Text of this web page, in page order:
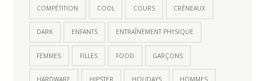
COMPÉTITION COOL COURS CRÉNEAUX
DARK ENFANTS ENTRAÎNEMENT PHYSIQUE
FEMMES FILLES FOOD GARÇONS
HARDWARE HIPSTER HOLIDAYS HOMMES